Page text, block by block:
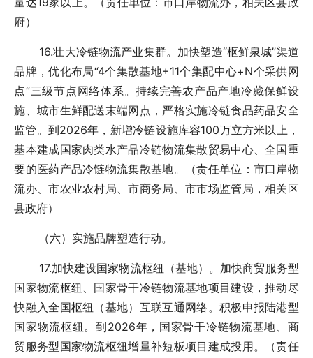
府）
16.壮大冷链物流产业集群。加快塑造“枢鲜泉城”渠道
品牌，优化布局“4个集散基地+11个集配中心+N个采供网
点”三级节点网络体系。持续完善农产品产地冷藏保鲜设
施、城市生鲜配送末端网点，严格实施冷链食品药品安全
监管。到2026年，新增冷链设施库容100万立方米以上，
基本建成国家肉类水产品冷链物流集散贸易中心、全国重
要的医药产品冷链物流集散基地。（责任单位：市口岸物
流办、市农业农村局、市商务局、市市场监管局，相关区
县政府）
（六）实施品牌塑造行动。
17.加快建设国家物流枢纽（基地）。加快商贸服务型
国家物流枢纽、国家骨干冷链物流基地项目建设，推动尽
快融入全国枢纽（基地）互联互通网络。积极申报陆港型
国家物流枢纽。到2026年，国家骨干冷链物流基地、商
贸服务型国家物流枢纽增量补短板项目建成投用。（责任